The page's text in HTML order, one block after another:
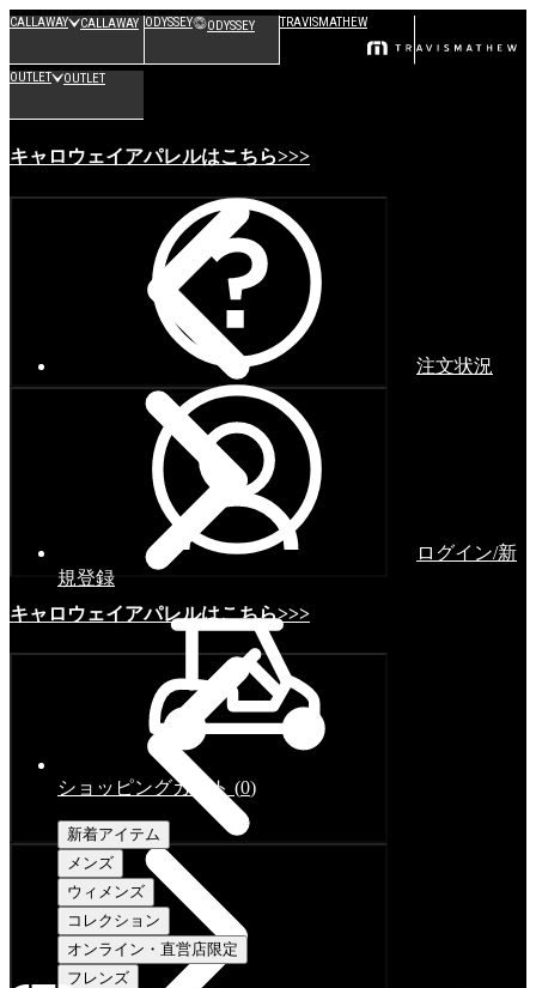
CALLAWAY CALLAWAY ODYSSEY ODYSSEY TRAVISMATHEW
OUTLET OUTLET
キャロウェイアパレルはこちら>>>
キャロウェイアパレルはこちら>>>
注文状況
ログイン/新
規登録
ショッピングカート (0)
新着アイテム
メンズ
ウィメンズ
コレクション
オンライン・直営店限定
フレンズ